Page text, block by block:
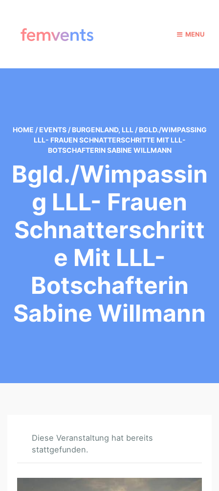
MENU
HOME / EVENTS / BURGENLAND, LLL / BGLD./WIMPASSING
LLL- FRAUEN SCHNATTERSCHRITTE MIT LLL-
BOTSCHAFTERIN SABINE WILLMANN
Bgld./Wimpassin
G LLL- Frauen
Schnatterschritt
E Mit LLL-
Botschafterin
Sabine Willmann
Diese Veranstaltung hat bereits
stattgefunden.